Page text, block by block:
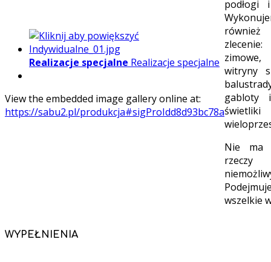
Realizacje specjalne Realizacje specjalne
View the embedded image gallery online at:
https://sabu2.pl/produkcja#sigProIdd8d93bc78a
podłogi
zimowe,
witryny
gabloty
Nie ma
rzeczy
wszelkie
WYPEŁNIENIA